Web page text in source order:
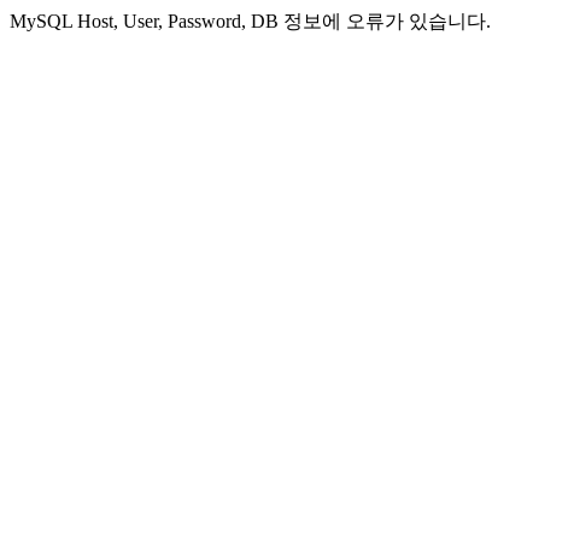
MySQL Host, User, Password, DB 정보에 오류가 있습니다.